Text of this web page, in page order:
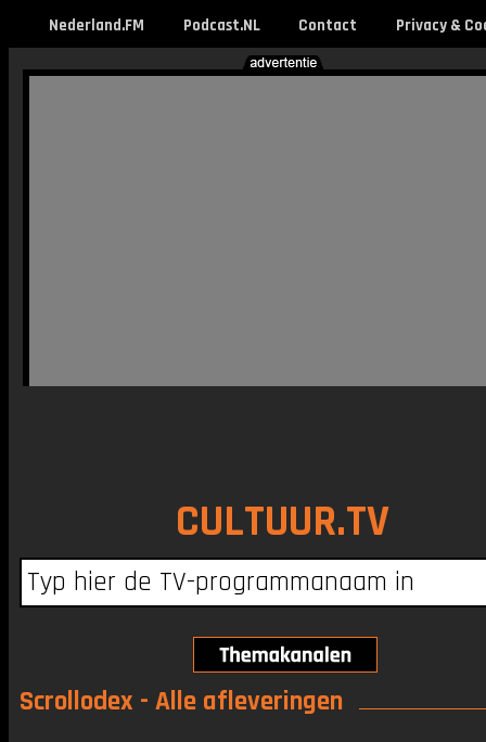
Nederland.FM Podcast.NL Contact Privacy &
CULTUUR.TV
Scrollodex - Alle afleveringen